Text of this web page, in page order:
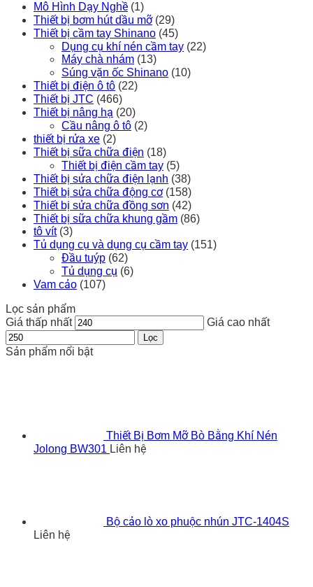
Mô Hình Dạy Nghề (1)
Thiết bị bơm hút dầu mỡ (29)
Thiết bị cầm tay Shinano (45)
Dụng cụ khí nén cầm tay (22)
Máy chà nhám (13)
Súng vặn ốc Shinano (10)
Thiết bị điện ô tô (22)
Thiết bị JTC (466)
Thiết bị nâng hạ (20)
Cầu nâng ô tô (2)
thiết bị rửa xe (2)
Thiết bị sữa chữa điện (18)
Thiết bị điện cầm tay (5)
Thiết bị sửa chữa điện lạnh (38)
Thiết bị sửa chữa động cơ (158)
Thiết bị sửa chữa đồng sơn (42)
Thiết bị sữa chữa khung gầm (86)
tô vít (3)
Tủ dụng cụ và dụng cụ cầm tay (151)
Đầu tuýp (62)
Tủ dụng cụ (6)
Vam cảo (107)
Lọc sản phẩm
Giá thấp nhất
Giá cao nhất
Lọc
Sản phẩm nổi bật
Thiết Bị Bơm Mỡ Bò Bằng Khí Nén
Jolong BW301 Liên hệ
Bộ cảo lò xo phuộc nhún JTC-1404S
Liên hệ